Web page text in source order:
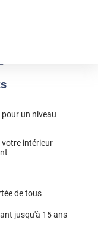
un niveau
votre intérieur
de tous
jusqu'à 15 ans